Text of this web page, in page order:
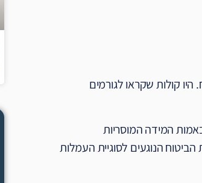
קולות שקראו לגורמים
המידה המוסריות
הנוגעים לסוגיית העמלות